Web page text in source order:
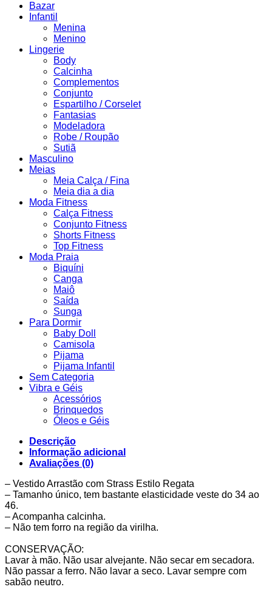
Bazar
Infantil
Menina
Menino
Lingerie
Body
Calcinha
Complementos
Conjunto
Espartilho / Corselet
Fantasias
Modeladora
Robe / Roupão
Sutiã
Masculino
Meias
Meia Calça / Fina
Meia dia a dia
Moda Fitness
Calça Fitness
Conjunto Fitness
Shorts Fitness
Top Fitness
Moda Praia
Biquíni
Canga
Maiô
Saída
Sunga
Para Dormir
Baby Doll
Camisola
Pijama
Pijama Infantil
Sem Categoria
Vibra e Géis
Acessórios
Brinquedos
Óleos e Géis
Descrição
Informação adicional
Avaliações (0)
– Vestido Arrastão com Strass Estilo Regata
– Tamanho único, tem bastante elasticidade veste do 34 ao
46.
– Acompanha calcinha.
– Não tem forro na região da virilha.
CONSERVAÇÃO:
Lavar à mão. Não usar alvejante. Não secar em secadora.
Não passar a ferro. Não lavar a seco. Lavar sempre com
sabão neutro.